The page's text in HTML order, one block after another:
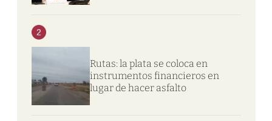
2
Rutas: la plata se coloca en
instrumentos financieros en
lugar de hacer asfalto